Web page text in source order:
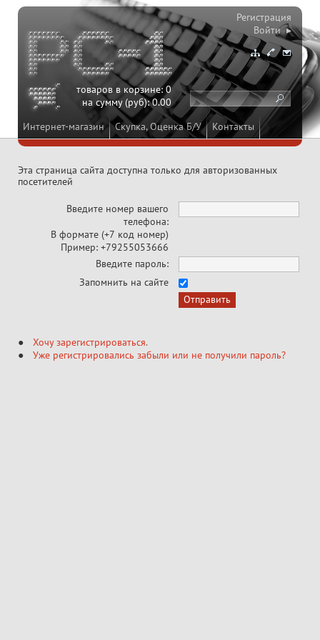
Интернет-магазин Скупка, Оценка Б/У Контакты
товаров в корзине:0
на сумму (руб):0.00
Регистрация
Войти ▸
Эта страница сайта доступна только для авторизованных
посетителей
Введите номер вашего
телефона:
В формате (+7 код номер)
Пример: +79255053666
Введите пароль:
Запомнить на сайте
Хочу зарегистрироваться.
Уже регистрировались забыли или не получили пароль?